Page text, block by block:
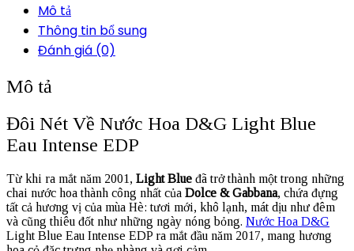
Mô tả
Thông tin bổ sung
Đánh giá (0)
Mô tả
Đôi Nét Về Nước Hoa D&G Light Blue
Eau Intense EDP
Từ khi ra mắt năm 2001, Light Blue đã trở thành một trong những
chai nước hoa thành công nhất của Dolce & Gabbana, chứa đựng
tất cả hương vị của mùa Hè: tươi mới, khô lạnh, mát dịu như đêm
và cũng thiêu đốt như những ngày nóng bỏng. Nước Hoa D&G
Light Blue Eau Intense EDP ra mắt đầu năm 2017, mang hương